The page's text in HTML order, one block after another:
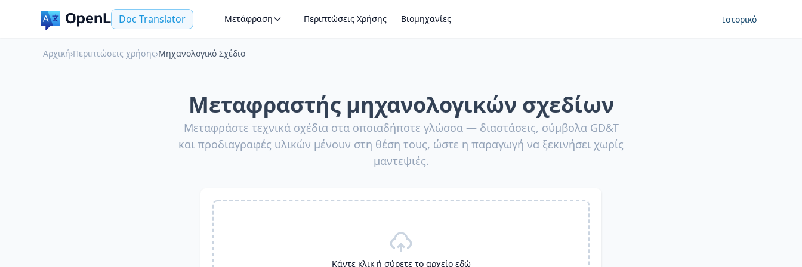
Doc Translator Μετάφραση Περιπτώσεις Χρήσης Βιομηχανίες Ιστορικό
Αρχική›Περιπτώσεις χρήσης›Μηχανολογικό Σχέδιο
Μεταφραστής μηχανολογικών σχεδίων
Μεταφράστε τεχνικά σχέδια στα οποιαδήποτε γλώσσα — διαστάσεις, σύμβολα GD&T
και προδιαγραφές υλικών μένουν στη θέση τους, ώστε η παραγωγή να ξεκινήσει χωρίς
μαντεψιές.
Κάντε κλικ ή σύρετε το αρχείο εδώ